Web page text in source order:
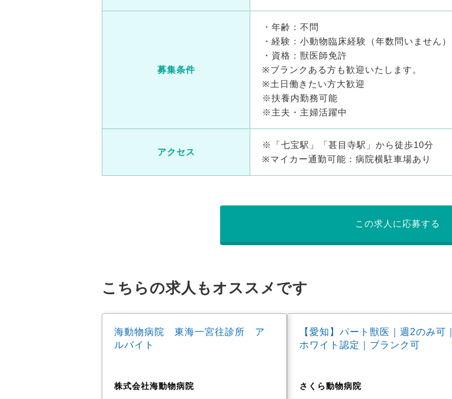
募集条件
・年齢：不問
・経験：小動物臨床経験（年数問いません）
・資格：獣医師免許
※ブランクある方も歓迎いたします。
※土日働きたい方大歓迎
※扶養内勤務可能
※主夫・主婦活躍中
アクセス
※「七宝駅」「甚目寺駅」から徒歩10分
※マイカー通勤可能：病院横駐車場あり
この求人に応募する
こちらの求人もオススメです
海動物病院 東海一宮往診所 ア
ルバイト
株式会社海動物病院
【愛知】パート獣医｜週2のみ可｜
ホワイト認定｜ブランク可
さくら動物病院